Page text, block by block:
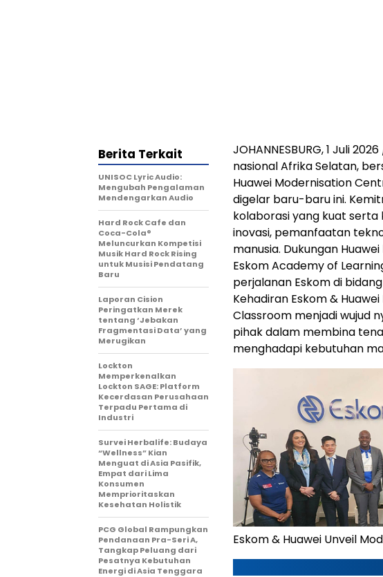
JOHANNESBURG, 1 Juli
nasional Afrika Selatan,
Huawei Modernisation
digelar baru-baru ini.
kolaborasi yang kuat
inovasi, pemanfaatan
manusia. Dukungan
Eskom Academy of
perjalanan Eskom di
Kehadiran Eskom &
Classroom menjadi wujud
pihak dalam membina
menghadapi kebutuhan
Eskom & Huawei Unveil
Berita Terkait
UNISOC Lyric Audio:
Mengubah Pengalaman
Mendengarkan Audio
Hard Rock Cafe dan
Coca-Cola®
Meluncurkan Kompetisi
Musik Hard Rock Rising
untuk Musisi Pendatang
Baru
Laporan Cision
Peringatkan Merek
tentang ‘Jebakan
Fragmentasi Data’ yang
Merugikan
Lockton
Memperkenalkan
Lockton SAGE: Platform
Kecerdasan Perusahaan
Terpadu Pertama di
Industri
Survei Herbalife: Budaya
“Wellness” Kian
Menguat di Asia Pasifik,
Empat dari Lima
Konsumen
Memprioritaskan
Kesehatan Holistik
PCG Global Rampungkan
Pendanaan Pra-Seri A,
Tangkap Peluang dari
Pesatnya Kebutuhan
Energi di Asia Tenggara